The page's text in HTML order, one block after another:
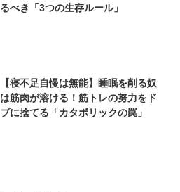
るべき「3つの生存ルール」
【寝不足自慢は無能】睡眠を削る奴
は筋肉が溶ける！筋トレの努力をド
ブに捨てる「カタボリックの罠」